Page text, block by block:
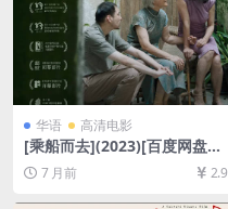
华语 高清电影
[乘船而去](2023)[百度网盘
+夸克网盘1080P超清未删减
资源][网盘在线播放/下载][MP
4/7GB][中文字幕]
7 月前 2.9